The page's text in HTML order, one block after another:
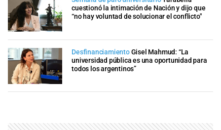
cuestionó la intimación de Nación y dijo que
“no hay voluntad de solucionar el conflicto"
DesfinanciamientoGisel Mahmud: “La
universidad pública es una oportunidad para
todos los argentinos”